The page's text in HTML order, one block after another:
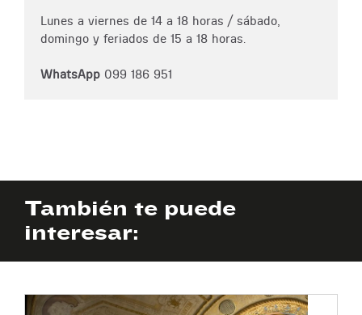
Lunes a viernes de 14 a 18 horas / sábado,
domingo y feriados de 15 a 18 horas.
WhatsApp 099 186 951
También te puede
interesar: